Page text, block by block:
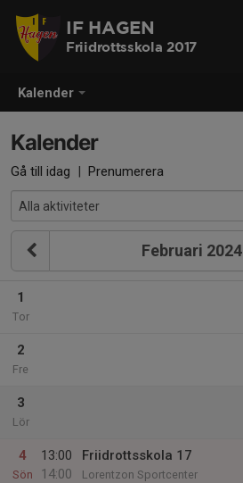
Kalender
IF HAGEN
Friidrottsskola 2017
Kalender
Gå till idag | Prenumerera
Februari 2024
1
Tor
2
Fre
3
Lör
4
Sön
13:00
14:00
Friidrottsskola 17
Lorentzon Sportcenter